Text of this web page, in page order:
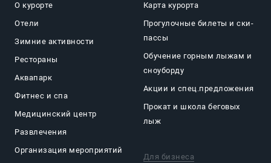
О курорте
Отели
Зимние активности
Рестораны
Аквапарк
Фитнес и спа
Медицинский центр
Развлечения
Организация мероприятий
Карта курорта
Прогулочные билеты и ски-
пассы
Обучение горным лыжам и
сноуборду
Акции и спец.предложения
Прокат и школа беговых
лыж
Для бизнеса